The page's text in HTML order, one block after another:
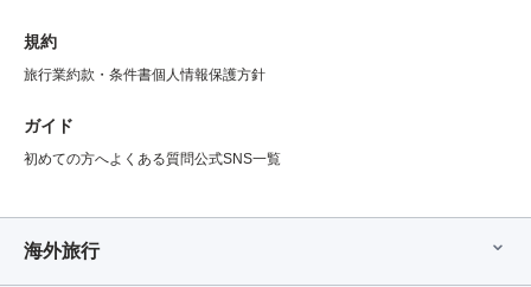
規約
旅行業約款・条件書個人情報保護方針
ガイド
初めての方へよくある質問公式SNS一覧
海外旅行